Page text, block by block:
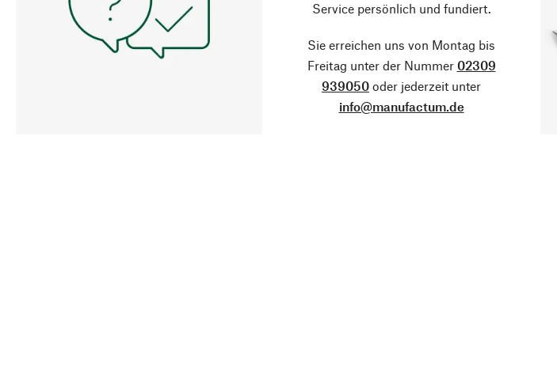
Service persönlich und fundiert.
Sie erreichen uns von Montag bis
Freitag unter der Nummer 02309
939050 oder jederzeit unter
info@manufactum.de